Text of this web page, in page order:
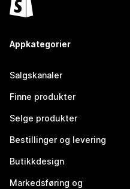
Appkategorier
Salgskanaler
Finne produkter
Selge produkter
Bestillinger og levering
Butikkdesign
Markedsføring og